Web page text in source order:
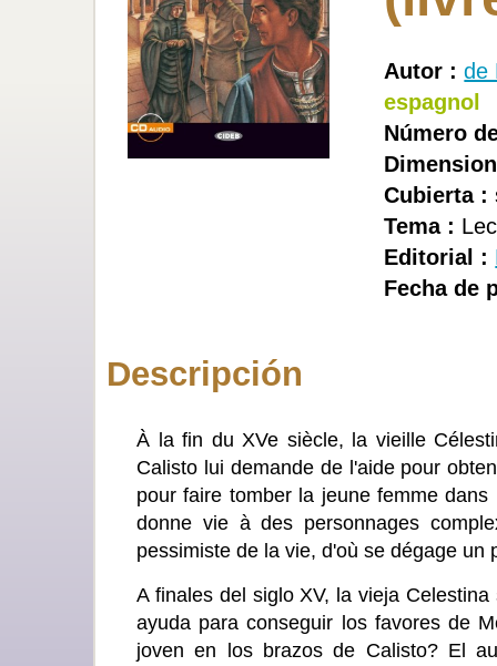
Autor :de
espagnol
Número
Cubierta :
Tema :
Editorial :
Fecha de
Descripción
À la fin du XVe siècle, la vieille
Calisto lui demande de l'aide pour
pour faire tomber la jeune femme
donne vie à des personnages
pessimiste de la vie, d'où se dégage un
A finales del siglo XV, la vieja
ayuda para conseguir los favores de
joven en los brazos de Calisto? El